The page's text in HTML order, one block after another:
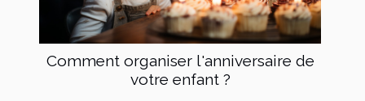
Comment organiser l'anniversaire de
votre enfant ?